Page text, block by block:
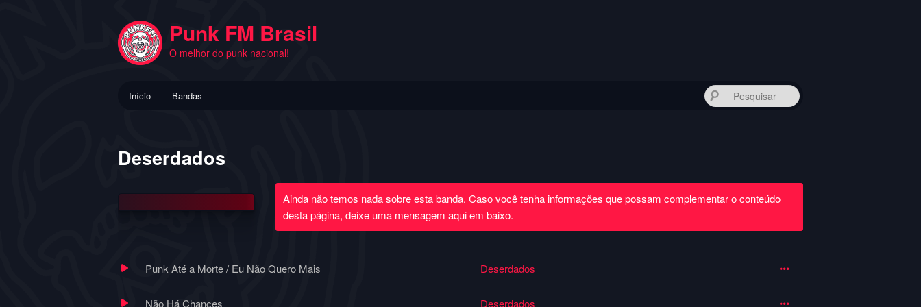
Punk FM Brasil
O melhor do punk nacional!
Início Bandas
Deserdados
Ainda não temos nada sobre esta banda. Caso você tenha informações que possam complementar o conteúdo
desta página, deixe uma mensagem aqui em baixo.
Punk Até a Morte / Eu Não Quero Mais Deserdados
Não Há Chances Deserdados